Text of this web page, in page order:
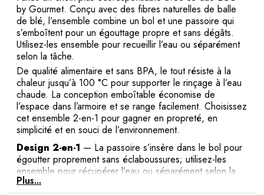
by Gourmet. Conçu avec des fibres naturelles de balle
de blé, l’ensemble combine un bol et une passoire qui
s’emboîtent pour un égouttage propre et sans dégâts.
Utilisez-les ensemble pour recueillir l’eau ou séparément
selon la tâche.
De qualité alimentaire et sans BPA, le tout résiste à la
chaleur jusqu’à 100 °C pour supporter le rinçage à l’eau
chaude. La conception emboîtable économise de
l’espace dans l’armoire et se range facilement. Choisissez
cet ensemble 2-en-1 pour gagner en propreté, en
simplicité et en souci de l’environnement.
Design 2-en-1 — La passoire s’insère dans le bol pour
égoutter proprement sans éclaboussures; utilisez-les
ensemble pour récupérer l’eau ou séparément selon la
préparation.
Plus...